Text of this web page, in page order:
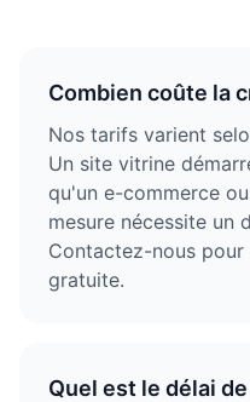
Combien coûte la
Nos tarifs varient
Un site vitrine
qu'un e-commerce
mesure nécessite un
Contactez-nous
gratuite.
Quel est le délai